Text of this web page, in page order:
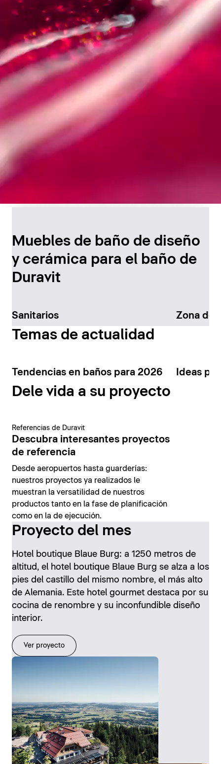
el baño
Descúbralo ahora
Muebles de baño de diseño
y cerámica para el baño de
Duravit
Sanitarios Zona de
Temas de actualidad
Tendencias en baños para 2026 Ideas
Dele vida a su proyecto
Referencias de Duravit
Descubra interesantes proyectos
de referencia
Desde aeropuertos hasta guarderías:
nuestros proyectos ya realizados le
muestran la versatilidad de nuestros
productos tanto en la fase de planificación
como en la de ejecución.
Proyecto del mes
Hotel boutique Blaue Burg: a 1250 metros de
altitud, el hotel boutique Blaue Burg se alza a los
pies del castillo del mismo nombre, el más alto
de Alemania. Este hotel gourmet destaca por su
cocina de renombre y su inconfundible diseño
interior.
Ver proyecto